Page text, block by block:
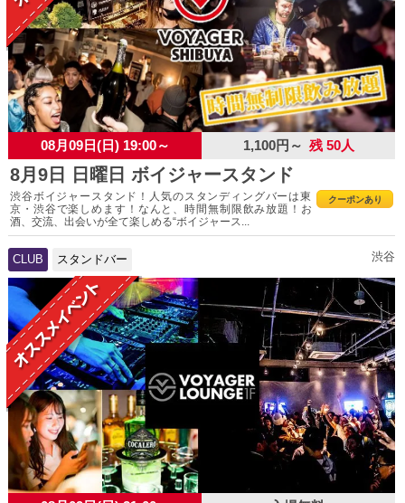
08月09日(日) 19:00～ 1,100円～ 残 50人
8月9日 日曜日 ボイジャースタンド
クーポンあり
渋谷ボイジャースタンド！人気のスタンディングバーは東
京・渋谷で楽しめます！なんと、時間無制限飲み放題！お
酒、交流、出会いが全て楽しめる“ボイジャース...
CLUB スタンドバー 渋谷